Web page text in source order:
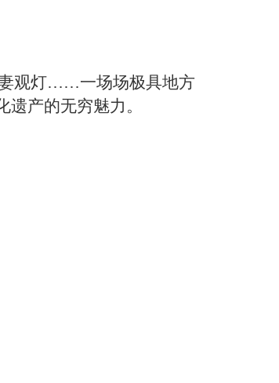
妻观灯……一场场极具地方
产的无穷魅力。